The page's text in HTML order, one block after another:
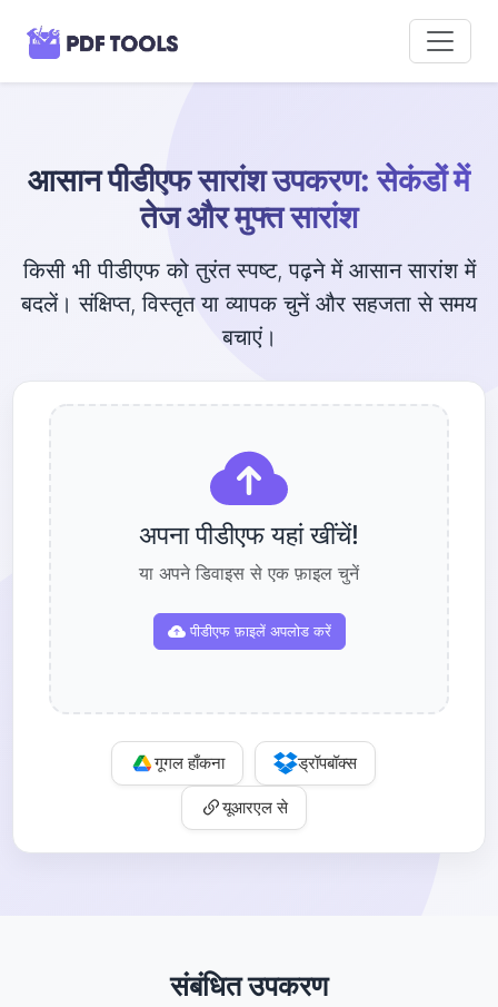
आसान पीडीएफ सारांश उपकरण: सेकंडों में
तेज और मुफ्त सारांश
किसी भी पीडीएफ को तुरंत स्पष्ट, पढ़ने में आसान सारांश में
बदलें। संक्षिप्त, विस्तृत या व्यापक चुनें और सहजता से समय
बचाएं।
अपना पीडीएफ यहां खींचें!
या अपने डिवाइस से एक फ़ाइल चुनें
पीडीएफ फ़ाइलें अपलोड करें
गूगल हाँकना ड्रॉपबॉक्स
यूआरएल से
संबंधित उपकरण